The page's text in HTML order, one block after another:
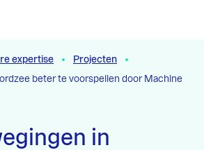
expertise
Projecten
beter te voorspellen door Machine
in